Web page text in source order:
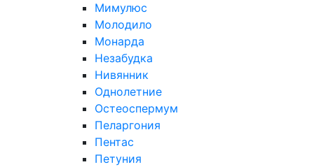
Мимулюс
Молодило
Монарда
Незабудка
Нивянник
Однолетние
Остеоспермум
Пеларгония
Пентас
Петуния